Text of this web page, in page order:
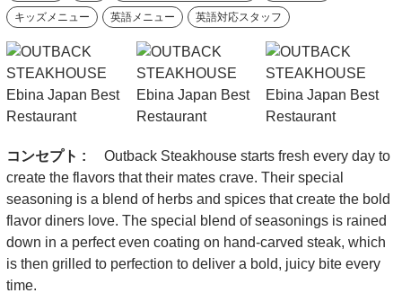
キッズメニュー 英語メニュー 英語対応スタッフ
コンセプト :
Outback Steakhouse starts fresh every day to
create the flavors that their mates crave. Their special
seasoning is a blend of herbs and spices that create the bold
flavor diners love. The special blend of seasonings is rained
down in a perfect even coating on hand-carved steak, which
is then grilled to perfection to deliver a bold, juicy bite every
time.